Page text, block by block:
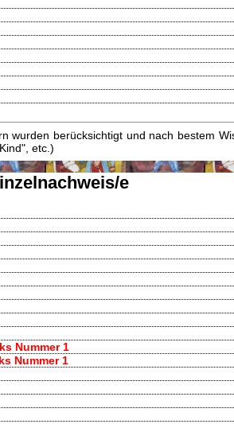
berücksichtigt und nach bestem
etc.)
e
Nummer 1
Nummer 1